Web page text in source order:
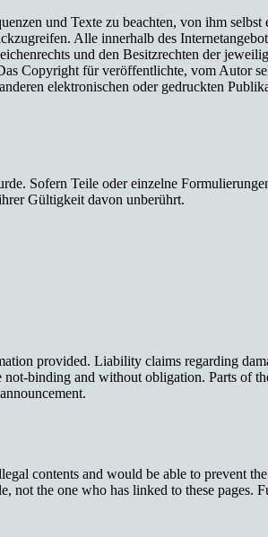
und Texte zu beachten, von ihm
Alle innerhalb des
und den Besitzrechten der
Copyright für veröffentlichte, vom Autor
elektronischen oder gedruckten
Sofern Teile oder einzelne
Gültigkeit davon unberührt.
provided. Liability claims regarding
binding and without obligation. Parts of
contents and would be able to prevent
not the one who has linked to these pages.